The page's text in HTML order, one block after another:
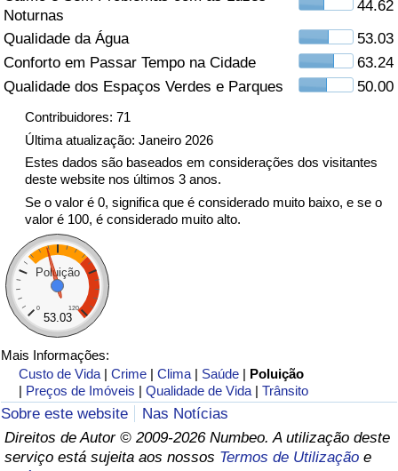
Noturnas
44.62
Qualidade da Água
53.03
Conforto em Passar Tempo na Cidade
63.24
Qualidade dos Espaços Verdes e Parques
50.00
Contribuidores: 71
Última atualização: Janeiro 2026
Estes dados são baseados em considerações dos visitantes
deste website nos últimos 3 anos.
Se o valor é 0, significa que é considerado muito baixo, e se o
valor é 100, é considerado muito alto.
Poluição
0 120
53.03
Mais Informações:
Custo de Vida |Crime |Clima | Saúde | Poluição
| Preços de Imóveis |Qualidade de Vida |Trânsito
Sobre este website
Nas Notícias
Direitos de Autor © 2009-2026 Numbeo. A utilização deste
serviço está sujeita aos nossos Termos de Utilização e
Indicador de Poluição por País
Trânsito
Indicador de Trânsito
Indicador de Trânsito (Atual)
Indicador de Trânsito por País